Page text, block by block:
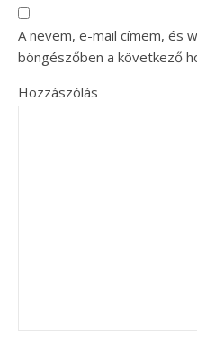
A nevem, e-mail címem, és
böngészőben a következő
Hozzászólás